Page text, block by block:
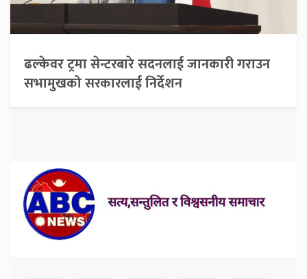
ढल्केवर ट्रमा सेन्टरबारे सदनलाई जानकारी गराउन
सभामुखको सरकारलाई निर्देशन